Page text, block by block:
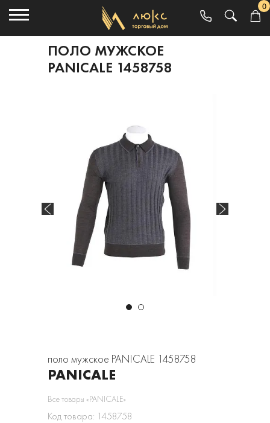
0
ПОЛО МУЖСКОЕ
PANICALE 1458758
поло мужское PANICALE 1458758
PANICALE
Все товары «PANICALE»
Код товара: 1458758